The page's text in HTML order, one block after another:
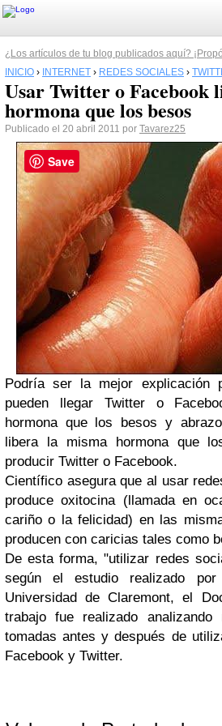
¿Los artículos de tu blog publicados aquí?
INICIO › INTERNET › REDES SOCIALES ›
Usar Twitter o Facebook
hormona que los besos
Publicado el 20 abril 2011 por Tavarez25
Podría ser la mejor explicación
pueden llegar Twitter o
hormona que los besos y
libera la misma hormona que
producir Twitter o Facebook.
Científico asegura que al usar
produce oxitocina (llamada en
cariño o la felicidad) en las
producen con caricias tales como
De esta forma, "utilizar redes
según el estudio realizado
Universidad de Claremont, el
trabajo fue realizado analizando
tomadas antes y después de
Facebook y Twitter.
Save